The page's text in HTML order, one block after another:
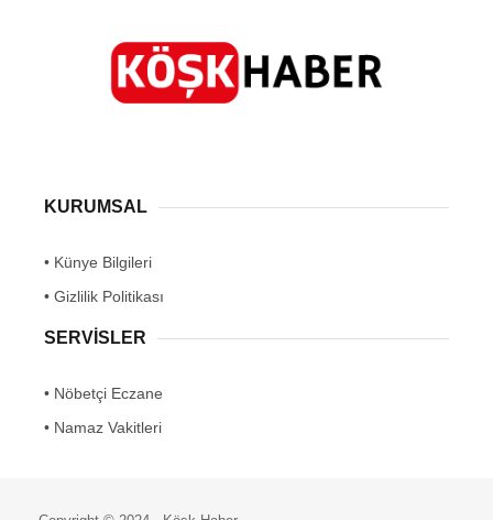
KURUMSAL
• Künye Bilgileri
• Gizlilik Politikası
SERVİSLER
• Nöbetçi Eczane
• Namaz Vakitleri